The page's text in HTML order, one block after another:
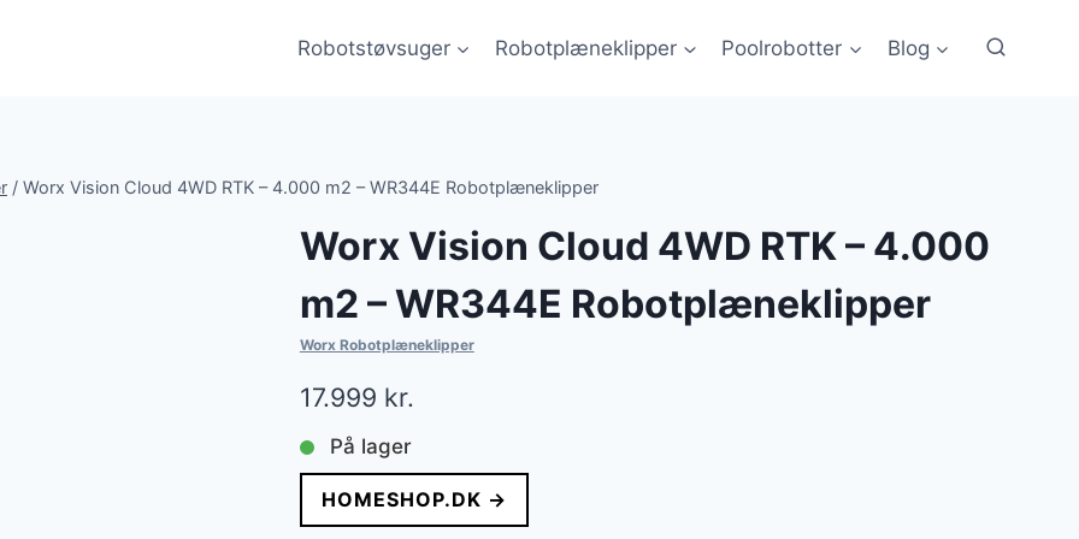
Robotstøvsuger Robotplæneklipper Poolrobotter Blog
/ Worx Vision Cloud 4WD RTK – 4.000 m2 – WR344E Robotplæneklipper
Worx Vision Cloud 4WD RTK – 4.000
m2 – WR344E Robotplæneklipper
Worx Robotplæneklipper
17.999 kr.
På lager
HOMESHOP.DK →